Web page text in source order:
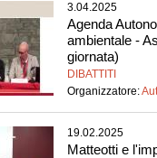
3.04.2025
Agenda
ambientale -
giornata)
DIBATTITI
Organizzatore:
19.02.2025
Matteotti e